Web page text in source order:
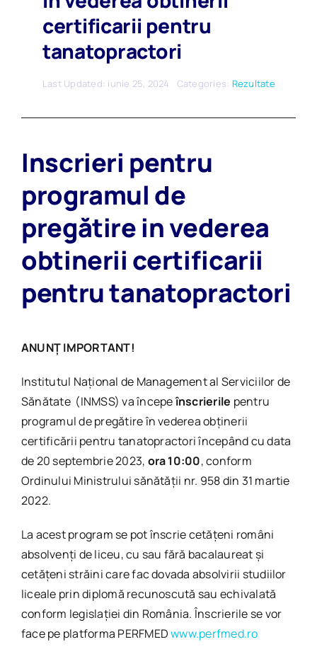
certificarii pentru
tanatopractori
Last Updated: iunie 25, 2024 Categories: Rezultate
Inscrieri pentru
programul de
pregătire in vederea
obtinerii certificarii
pentru tanatopractori
ANUNȚ IMPORTANT!
Institutul Național de Management al Serviciilor de
Sănătate (INMSS) va începeînscrierile pentru
programul de pregătire în vederea obținerii
certificării pentru tanatopractori începând cu data
de 20 septembrie 2023, ora 10:00, conform
Ordinului Ministrului sănătății nr. 958 din 31 martie
2022.
La acest program se pot înscrie cetățeni români
absolvenți de liceu, cu sau fără bacalaureat și
cetățeni străini care fac dovada absolvirii studiilor
liceale prin diplomă recunoscută sau echivalată
conform legislației din România. Înscrierile se vor
face pe platforma PERFMEDwww.perfmed.ro